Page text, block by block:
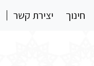
חינוך יצירת קשר